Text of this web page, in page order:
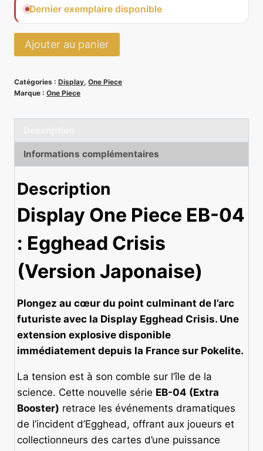
Dernier exemplaire disponible
quantité
de
Egghead
-
Piece
EB04
JAPONAIS
[DESCELLÉ]
Ajouter au panier
Catégories : Display, One Piece
Marque : One Piece
Informations complémentaires
Description
Display One Piece EB-04
: Egghead Crisis
(Version Japonaise)
Plongez au cœur du point culminant de l’arc
futuriste avec la Display Egghead Crisis. Une
extension explosive disponible
immédiatement depuis la France sur Pokelite.
La tension est à son comble sur l’île de la
science. Cette nouvelle série EB-04 (Extra
Booster) retrace les événements dramatiques
de l’incident d’Egghead, offrant aux joueurs et
collectionneurs des cartes d’une puissance